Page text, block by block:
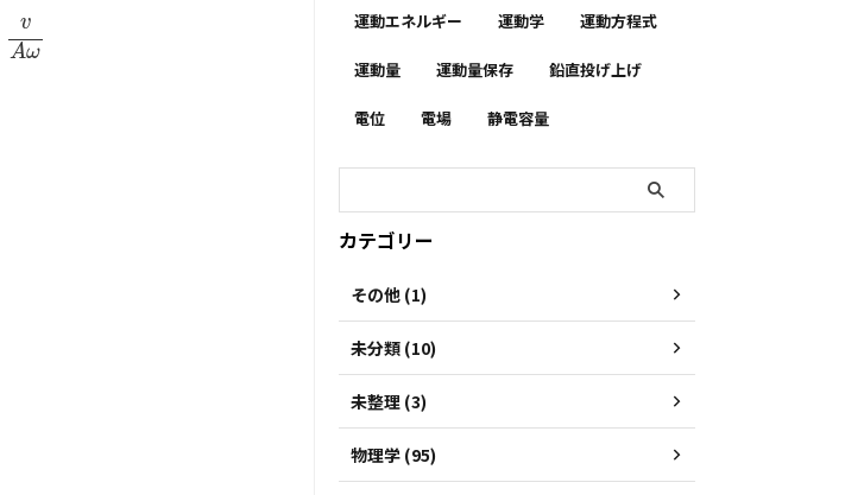
v
Aω
運動エネルギー 運動学 運動方程式
運動量 運動量保存 鉛直投げ上げ
電位 電場 静電容量
カテゴリー
その他 (1)
未分類 (10)
未整理 (3)
物理学 (95)